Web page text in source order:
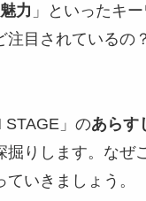
力 」といったキ
目されているの
STAGE」のあらす
掘りします。なぜ
いきましょう。